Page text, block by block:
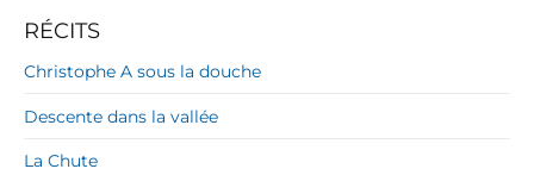
RÉCITS
Christophe A sous la douche
Descente dans la vallée
La Chute